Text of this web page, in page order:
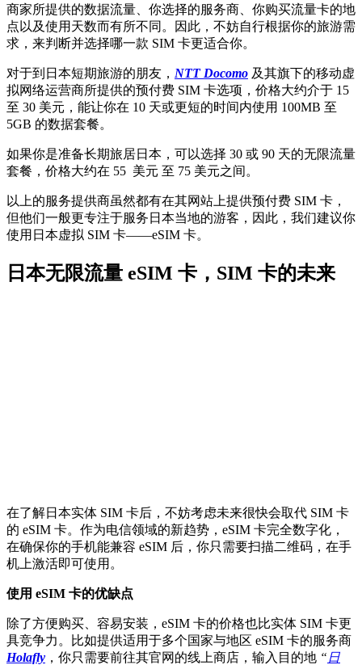
商家所提供的数据流量、你选择的服务商、你购买流量卡的地
点以及使用天数而有所不同。因此，不妨自行根据你的旅游需
求，来判断并选择哪一款 SIM 卡更适合你。
对于到日本短期旅游的朋友， NTT Docomo 及其旗下的移动虚
拟网络运营商所提供的预付费 SIM 卡选项，价格大约介于 15
至 30 美元，能让你在 10 天或更短的时间内使用 100MB 至
5GB 的数据套餐。
如果你是准备长期旅居日本，可以选择 30 或 90 天的无限流量
套餐，价格大约在 55 美元 至 75 美元之间。
以上的服务提供商虽然都有在其网站上提供预付费 SIM 卡，
但他们一般更专注于服务日本当地的游客，因此，我们建议你
使用日本虚拟 SIM 卡——eSIM 卡。
日本无限流量 eSIM 卡，SIM 卡的未来
在了解日本实体 SIM 卡后，不妨考虑未来很快会取代 SIM 卡
的 eSIM 卡。作为电信领域的新趋势，eSIM 卡完全数字化，
在确保你的手机能兼容 eSIM 后，你只需要扫描二维码，在手
机上激活即可使用。
使用 eSIM 卡的优缺点
除了方便购买、容易安装，eSIM 卡的价格也比实体 SIM 卡更
具竞争力。比如提供适用于多个国家与地区 eSIM 卡的服务商
Holafly ，你只需要前往其官网的线上商店，输入目的地 “日